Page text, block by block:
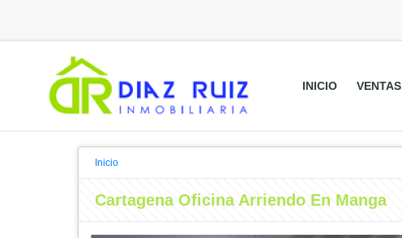
INICIO VENTAS
Inicio
Cartagena Oficina Arriendo En Manga